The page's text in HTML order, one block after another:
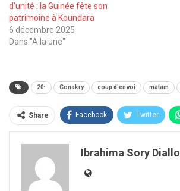
d’unité : la Guinée fête son
patrimoine à Koundara
6 décembre 2025
Dans "A la une"
20ᵉ Conakry coup d'envoi matam
Share Facebook Twitter
Ibrahima Sory Diallo